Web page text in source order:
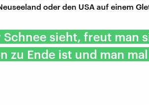
oder den USA auf einem
sieht, freut man
zu Ende ist und man